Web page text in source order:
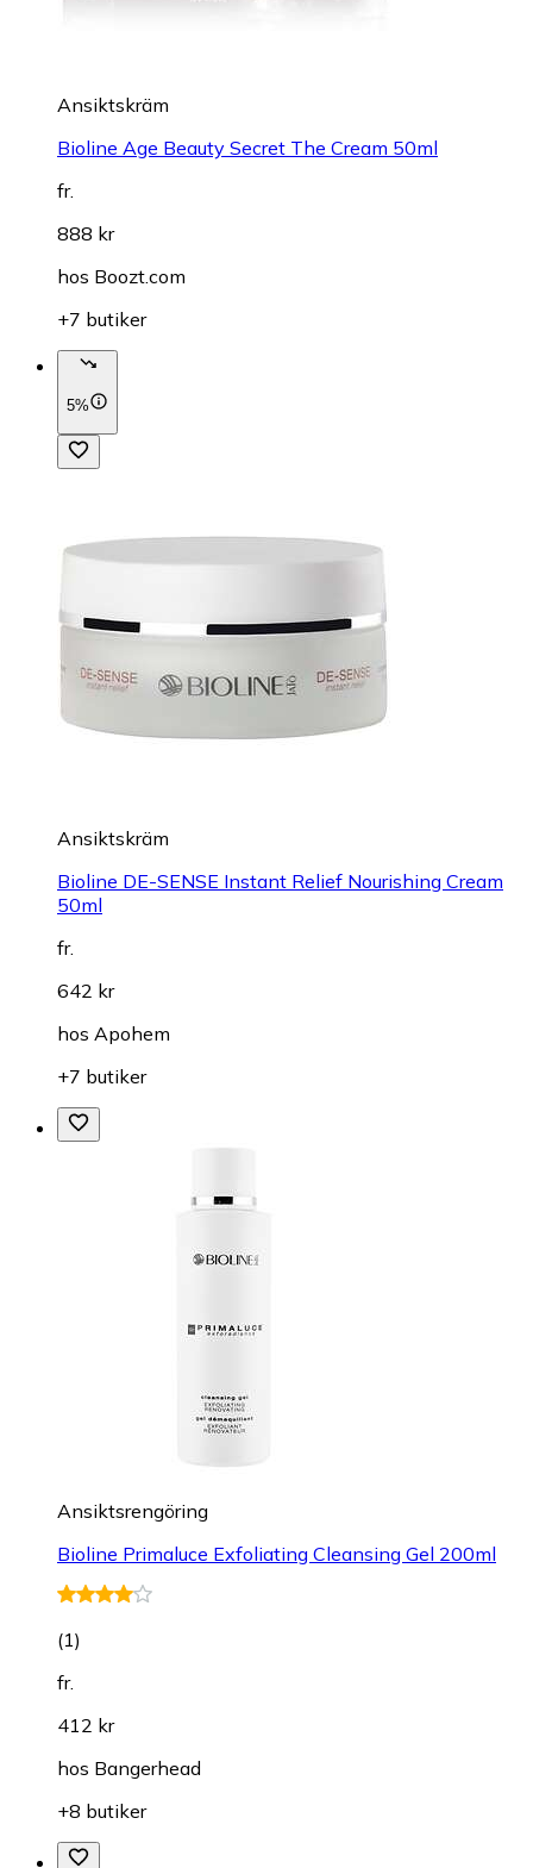
Ansiktskräm
Bioline Age Beauty Secret The Cream 50ml
fr.
888 kr
hos Boozt.com
+7 butiker
5%
Ansiktskräm
Bioline DE-SENSE Instant Relief Nourishing Cream
50ml
fr.
642 kr
hos Apohem
+7 butiker
Ansiktsrengöring
Bioline Primaluce Exfoliating Cleansing Gel 200ml
(1)
fr.
412 kr
hos Bangerhead
+8 butiker